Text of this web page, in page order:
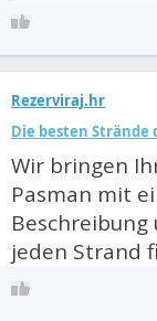
Rezerviraj.hr
Die besten Strände
Wir bringen
Pasman mit
jeden Strand